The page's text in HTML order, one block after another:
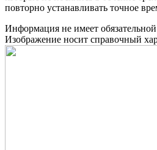
повторно устанавливать точное
Информация не имеет
Изображение носит справочный